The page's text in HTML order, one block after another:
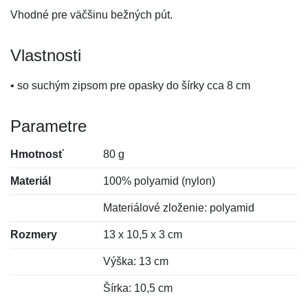
Vhodné pre väčšinu bežných pút.
Vlastnosti
• so suchým zipsom pre opasky do šírky cca 8 cm
Parametre
Hmotnosť 80 g
Materiál 100% polyamid (nylon)
Materiálové zloženie: polyamid
Rozmery 13 x 10,5 x 3 cm
Výška: 13 cm
Šírka: 10,5 cm